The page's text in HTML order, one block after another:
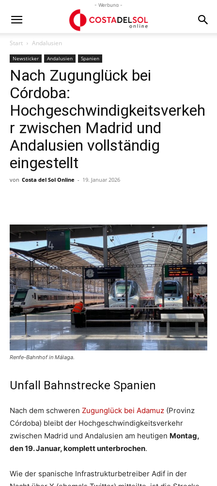
- Werbung -
Start Andalusien
Newsticker Andalusien Spanien
Nach Zugunglück bei
Córdoba:
Hochgeschwindigkeitsverkeh
r zwischen Madrid und
Andalusien vollständig
eingestellt
von Costa del Sol Online - 19. Januar 2026
Renfe-Bahnhof in Málaga.
Unfall Bahnstrecke Spanien
Nach dem schweren Zugunglück bei Adamuz (Provinz
Córdoba) bleibt der Hochgeschwindigkeitsverkehr
zwischen Madrid und Andalusien am heutigen Montag,
den 19. Januar, komplett unterbrochen.
Wie der spanische Infrastrukturbetreiber Adif in der